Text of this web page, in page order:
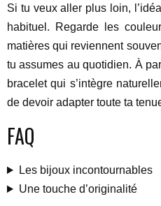
Si tu veux aller plus loin,
habituel. Regarde les
matières qui reviennent
tu assumes au quotidien. À
bracelet qui s’intègre
de devoir adapter toute ta
FAQ
Les bijoux incontournables
Une touche d’originalité